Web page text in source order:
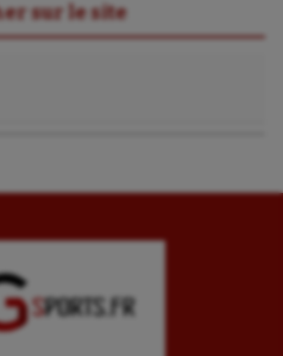
sur le site